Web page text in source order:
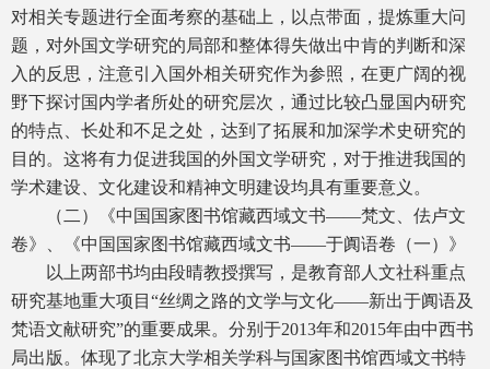
对相关专题进行全面考察的基础上，以点带面，提炼重大问
题，对外国文学研究的局部和整体得失做出中肯的判断和深
入的反思，注意引入国外相关研究作为参照，在更广阔的视
野下探讨国内学者所处的研究层次，通过比较凸显国内研究
的特点、长处和不足之处，达到了拓展和加深学术史研究的
目的。这将有力促进我国的外国文学研究，对于推进我国的
学术建设、文化建设和精神文明建设均具有重要意义。
（二）《中国国家图书馆藏西域文书——梵文、佉卢文
卷》、《中国国家图书馆藏西域文书——于阗语卷（一）》
以上两部书均由段晴教授撰写，是教育部人文社科重点
研究基地重大项目“丝绸之路的文学与文化——新出于阗语及
梵语文献研究”的重要成果。分别于2013年和2015年由中西书
局出版。体现了北京大学相关学科与国家图书馆西域文书特